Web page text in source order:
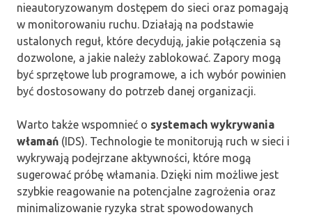
nieautoryzowanym dostępem do sieci oraz pomagają
w monitorowaniu ruchu. Działają na podstawie
ustalonych reguł, które decydują, jakie połączenia są
dozwolone, a jakie należy zablokować. Zapory mogą
być sprzętowe lub programowe, a ich wybór powinien
być dostosowany do potrzeb danej organizacji.
Warto także wspomnieć o systemach wykrywania
włamań (IDS). Technologie te monitorują ruch w sieci i
wykrywają podejrzane aktywności, które mogą
sugerować próbę włamania. Dzięki nim możliwe jest
szybkie reagowanie na potencjalne zagrożenia oraz
minimalizowanie ryzyka strat spowodowanych